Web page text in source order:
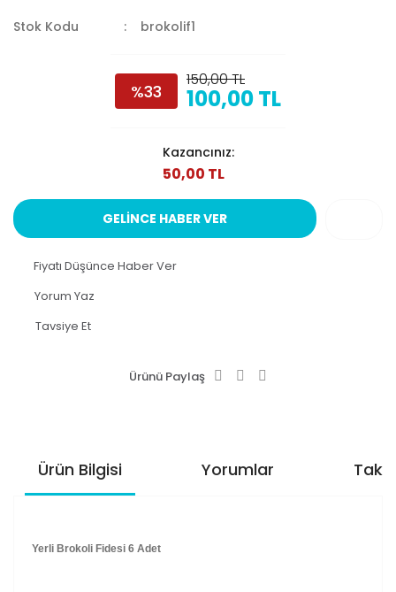
Stok Kodu brokolif1
%33
150,00 TL
100,00 TL
Kazancınız:
50,00 TL
GELİNCE HABER VER
Fiyatı Düşünce Haber Ver
Yorum Yaz
Tavsiye Et
Ürünü Paylaş
Ürün Bilgisi Yorumlar
Yerli Brokoli Fidesi 6 Adet